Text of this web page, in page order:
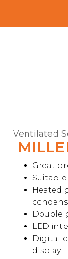
Ventilated
Great
Heated
Double
LED
Digital
display